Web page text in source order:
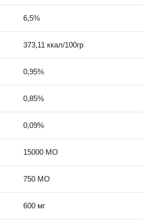
6,5%
373,11 ккал/100гр
0,95%
0,85%
0,09%
15000 МО
750 МО
600 мг